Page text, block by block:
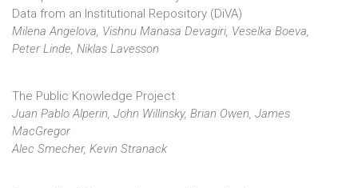
Data from an Institutional Repository (DiVA)
Milena Angelova, Vishnu Manasa Devagiri, Veselka Boeva,
Peter Linde, Niklas Lavesson
The Public Knowledge Project
Juan Pablo Alperin, John Willinsky, Brian Owen, James
MacGregor
Alec Smecher, Kevin Stranack